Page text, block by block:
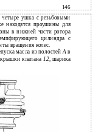
146
четыре ушка с резьбовыми
находятся проушины для
в нижней части ротора
цилиндра с
вращения колес.
масла из полостейАв
крышки клапана12, шарика